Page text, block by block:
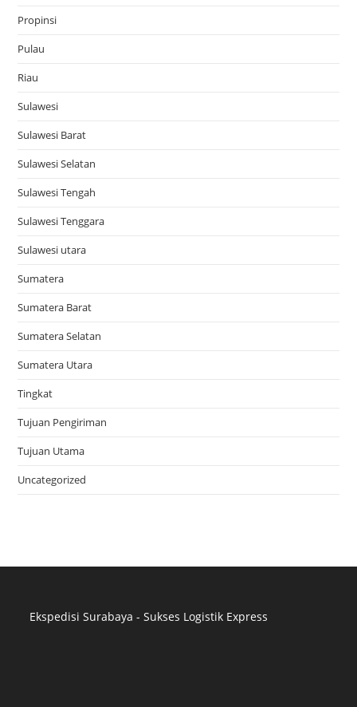
Propinsi
Pulau
Riau
Sulawesi
Sulawesi Barat
Sulawesi Selatan
Sulawesi Tengah
Sulawesi Tenggara
Sulawesi utara
Sumatera
Sumatera Barat
Sumatera Selatan
Sumatera Utara
Tingkat
Tujuan Pengiriman
Tujuan Utama
Uncategorized
Ekspedisi Surabaya - Sukses Logistik Express